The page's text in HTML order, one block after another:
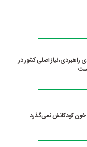
نیاز اصلی کشور در
خون کودکانش نمی‌گذرد